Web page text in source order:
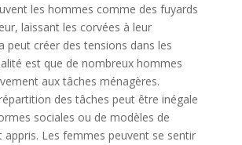
les hommes comme des fuyards
laissant les corvées à leur
peut créer des tensions dans les
est que de nombreux hommes
aux tâches ménagères.
des tâches peut être inégale
sociales ou de modèles de
Les femmes peuvent se sentir